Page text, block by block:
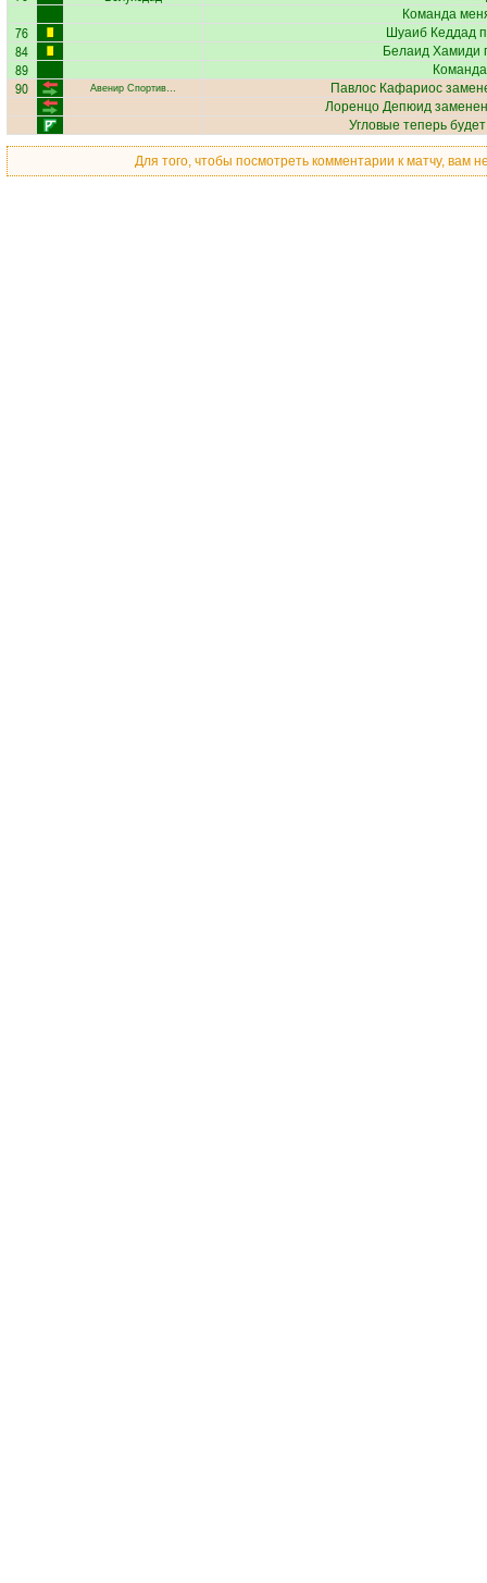
Команда
76 Шуаиб Кеддад
84 Белаид Хамиди
89
90 Авенир Спортив… Павлос Кафариос
Лоренцо Депюид
Угловые теперь
Для того, чтобы посмотреть комментарии к матчу, вам